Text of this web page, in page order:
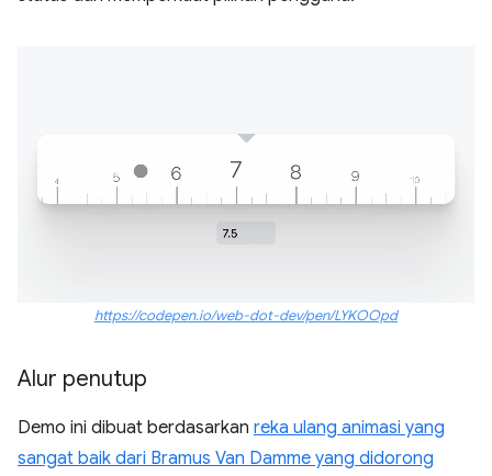
https://codepen.io/web-dot-dev/pen/LYKOOpd
Alur penutup
Demo ini dibuat berdasarkan reka ulang animasi yang
sangat baik dari Bramus Van Damme yang didorong